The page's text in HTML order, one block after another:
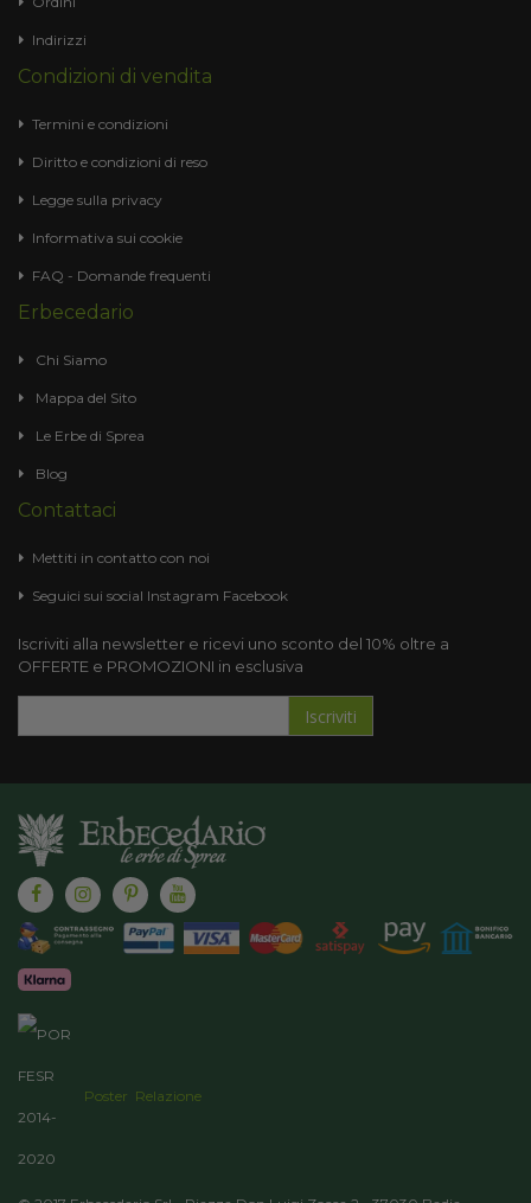
Indirizzi
Condizioni di vendita
Termini e condizioni
Diritto e condizioni di reso
Legge sulla privacy
Informativa sui cookie
FAQ - Domande frequenti
Erbecedario
Chi Siamo
Mappa del Sito
Le Erbe di Sprea
Blog
Contattaci
Mettiti in contatto con noi
Seguici sui social Instagram Facebook
Iscriviti alla newsletter e ricevi uno sconto del 10% oltre a
OFFERTE e PROMOZIONI in esclusiva
Iscriviti
Poster Relazione